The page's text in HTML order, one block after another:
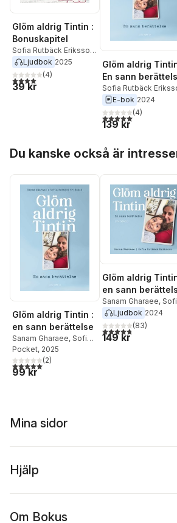
Glöm aldrig Tintin :
Bonuskapitel
Sofia Rutbäck Eriksson ,
Sanam Gharaee
Ljudbok 2025
4,0utav 5 stjärnor. Totalt antal röster:
(4)
39 kr
Glöm aldrig
En sann
Sofia Rutbäck
Sanam Gharaee
E-bok 2024
5,0utav 5 stjärnor.
(4)
139 kr
Du kanske också är
Glöm aldrig Tintin :
en sann berättelse
Sanam Gharaee, Sofia
Rutbäck Eriksson
Pocket, 2025
5,0utav 5 stjärnor. Totalt antal röster:
(2)
99 kr
Glöm aldrig
en sann
Sanam Gharaee,
Rutbäck Eriksson
Ljudbok 2024
4,8utav 5 stjärnor.
(83)
149 kr
Mina sidor
Hjälp
Om Bokus